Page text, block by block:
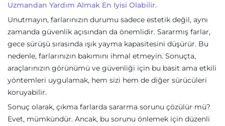
Uzmandan Yardım Almak En Iyisi Olabilir.
Unutmayın, farlarınızın durumu sadece estetik değil, aynı
zamanda güvenlik açısından da önemlidir. Sararmış farlar,
gece sürüşü sırasında ışık yayma kapasitesini düşürür. Bu
nedenle, farlarınızın bakımını ihmal etmeyin. Sonuçta,
araçlarınızın görünümü ve güvenliği için bu basit ama etkili
yöntemleri uygulamak, hem sizi hem de diğer sürücüleri
koruyabilir.
Sonuç olarak, çıkma farlarda sararma sorunu çözülür mü?
Evet, mümkündür. Ancak, bu sorunu önlemek için düzenli